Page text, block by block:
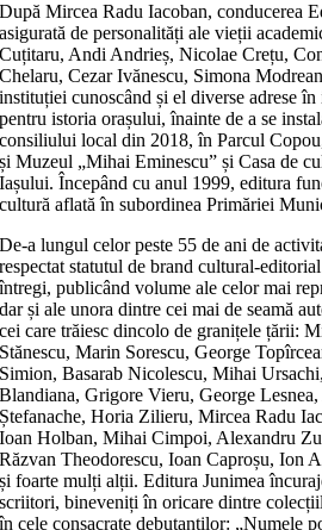
După Mircea Radu Iacoban, conducerea
asigurată de personalități ale vieții
Cuțitaru, Andi Andrieș, Nicolae Crețu,
Chelaru, Cezar Ivănescu, Simona
instituției cunoscând și el diverse adrese
pentru istoria orașului, înainte de a se
consiliului local din 2018, în Parcul
și Muzeul „Mihai Eminescu” și Casa de
Iașului. Începând cu anul 1999, editura
cultură aflată în subordinea Primăriei
De-a lungul celor peste 55 de ani de
respectat statutul de brand cultural-
întregi, publicând volume ale celor mai
dar și ale unora dintre cei mai de seamă
cei care trăiesc dincolo de granițele țării:
Stănescu, Marin Sorescu, George
Simion, Basarab Nicolescu, Mihai
Blandiana, Grigore Vieru, George
Ștefanache, Horia Zilieru, Mircea Radu
Ioan Holban, Mihai Cimpoi, Alexandru
Răzvan Theodorescu, Ioan Caproșu, Ion
și foarte mulți alții. Editura Junimea
scriitori, bineveniți în oricare dintre
în cele consacrate debutanților: „Numele